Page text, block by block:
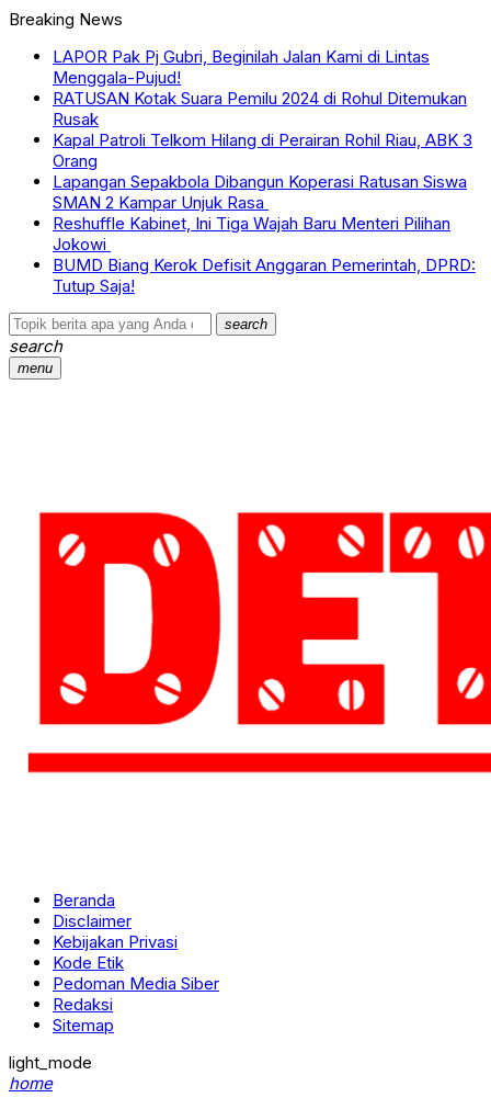
Breaking News
LAPOR Pak Pj Gubri, Beginilah Jalan Kami di Lintas
Menggala-Pujud!
RATUSAN Kotak Suara Pemilu 2024 di Rohul Ditemukan
Rusak
Kapal Patroli Telkom Hilang di Perairan Rohil Riau, ABK 3
Orang
Lapangan Sepakbola Dibangun Koperasi Ratusan Siswa
SMAN 2 Kampar Unjuk Rasa
Reshuffle Kabinet, Ini Tiga Wajah Baru Menteri Pilihan
Jokowi
BUMD Biang Kerok Defisit Anggaran Pemerintah, DPRD:
Tutup Saja!
search
search
menu
Beranda
Disclaimer
Kebijakan Privasi
Kode Etik
Pedoman Media Siber
Redaksi
Sitemap
light_mode
home